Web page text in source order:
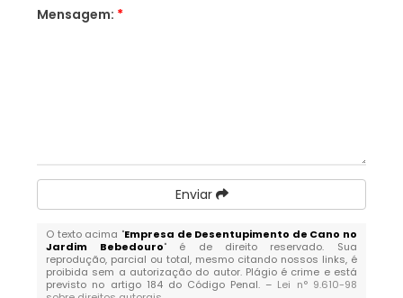
Mensagem: *
Enviar
O texto acima "Empresa de Desentupimento de Cano no
Jardim Bebedouro" é de direito reservado. Sua
reprodução, parcial ou total, mesmo citando nossos links, é
proibida sem a autorização do autor. Plágio é crime e está
previsto no artigo 184 do Código Penal. – Lei n° 9.610-98